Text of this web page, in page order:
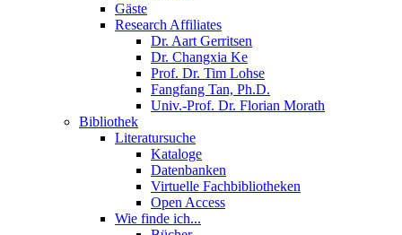
Gäste
Research Affiliates
Dr. Aart Gerritsen
Dr. Changxia Ke
Prof. Dr. Tim Lohse
Fangfang Tan, Ph.D.
Univ.-Prof. Dr. Florian Morath
Bibliothek
Literatursuche
Kataloge
Datenbanken
Virtuelle Fachbibliotheken
Open Access
Wie finde ich...